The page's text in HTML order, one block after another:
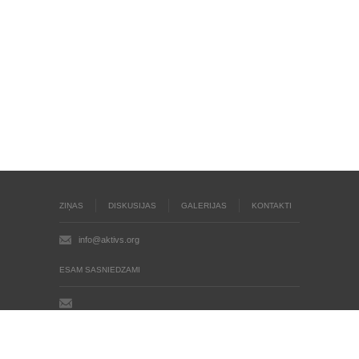
ZIŅAS DISKUSIJAS GALERIJAS KONTAKTI
info@aktivs.org
ESAM SASNIEDZAMI